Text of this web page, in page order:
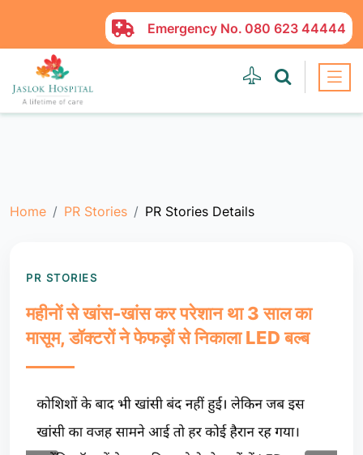
Emergency No. 080 623 44444
Home PR Stories PR Stories Details
PR STORIES
महीनों से खांस-खांस कर परेशान था 3 साल का
मासूम, डॉक्टरों ने फेफड़ों से निकाला LED बल्ब